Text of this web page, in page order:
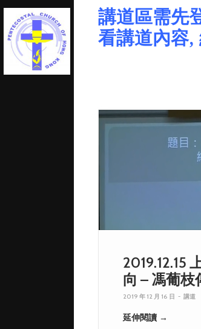
講道區需先
看講道內容,
2019.12.15
向 – 馮葡枝
2019 年 12 月 16 日 - 講道
延伸閱讀 →